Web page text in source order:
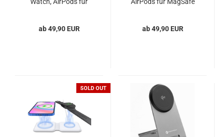
ab 49,90 EUR ab 49,90 EUR
SOLD OUT